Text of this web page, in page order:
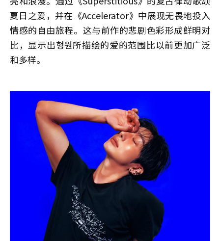
夏日之爱，并在《Accelerator》中展现无畏地投入
情感的自由旅程。这与前作的悲剧色彩形成鲜明对
比，显示出형원所描绘的爱的范围比以前更加广泛
和多样。